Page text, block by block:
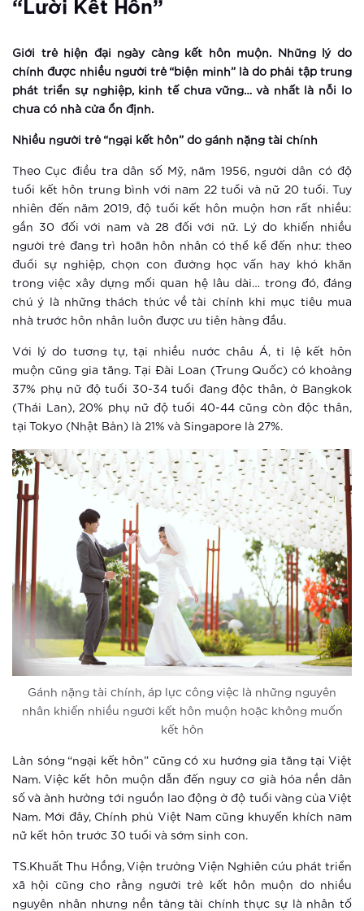
“lười Kết Hôn”
Giới trẻ hiện đại ngày càng kết hôn muộn. Những lý do
chính được nhiều người trẻ “biện minh” là do phải tập trung
phát triển sự nghiệp, kinh tế chưa vững… và nhất là nỗi lo
chưa có nhà cửa ổn định.
Nhiều người trẻ “ngại kết hôn” do gánh nặng tài chính
Theo Cục điều tra dân số Mỹ, năm 1956, người dân có độ
tuổi kết hôn trung bình với nam 22 tuổi và nữ 20 tuổi. Tuy
nhiên đến năm 2019, độ tuổi kết hôn muộn hơn rất nhiều:
gần 30 đối với nam và 28 đối với nữ. Lý do khiến nhiều
người trẻ đang trì hoãn hôn nhân có thể kể đến như: theo
đuổi sự nghiệp, chọn con đường học vấn hay khó khăn
trong việc xây dựng mối quan hệ lâu dài… trong đó, đáng
chú ý là những thách thức về tài chính khi mục tiêu mua
nhà trước hôn nhân luôn được ưu tiên hàng đầu.
Với lý do tương tự, tại nhiều nước châu Á, tỉ lệ kết hôn
muộn cũng gia tăng. Tại Đài Loan (Trung Quốc) có khoảng
37% phụ nữ độ tuổi 30-34 tuổi đang độc thân, ở Bangkok
(Thái Lan), 20% phụ nữ độ tuổi 40-44 cũng còn độc thân,
tại Tokyo (Nhật Bản) là 21% và Singapore là 27%.
Gánh nặng tài chính, áp lực công việc là những nguyên
nhân khiến nhiều người kết hôn muộn hoặc không muốn
kết hôn
Làn sóng “ngại kết hôn” cũng có xu hướng gia tăng tại Việt
Nam. Việc kết hôn muộn dẫn đến nguy cơ già hóa nền dân
số và ảnh hưởng tới nguồn lao động ở độ tuổi vàng của Việt
Nam. Mới đây, Chính phủ Việt Nam cũng khuyến khích nam
nữ kết hôn trước 30 tuổi và sớm sinh con.
TS.Khuất Thu Hồng, Viện trưởng Viện Nghiên cứu phát triển
xã hội cũng cho rằng người trẻ kết hôn muộn do nhiều
nguyên nhân nhưng nền tảng tài chính thực sự là nhân tố
thay đổi như thế nào?
Xem thêm
5 tiêu chí khẳng định phân khu Ruby
– Vinhomes Smart City đạt chuẩn
Xem thêm
Công viên 16 chủ đề thể thao giúp
Vinhomes Smart City lập kỷ lục
Xem thêm
Hà Nội khai trương công viên thể
thao “khủng” nhất Đông Nam Á
Vinhomes Smart City ra mắt phân khu
căn hộ cao cấp Ruby – không gian
sống đẳng cấp phía Tây Hà Nội
Xem thêm
Ra mắt The Sapphire 4 – viên ngọc
sáng của Vinhomes Smart City
Xem thêm
Vingroup giữ vững vị thế doanh
nghiệp tư nhân lớn nhất Việt Nam
Xem thêm
“Sống không khoảng cách” giữa tọa
độ vàng của trung tâm mới phía Tây
Hà Nội
Xem thêm
Vinhomes Smart City ra mắt phân khu
The Sapphire 3
The Sapphire 3 Vinhomes Smart City:
Nóng sốt ngay khi vừa ra mắt
Xem thêm